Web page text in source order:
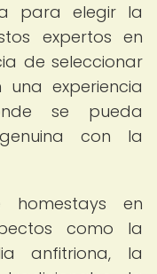
para elegir la
expertos en
de seleccionar
experiencia
se pueda
con la
homestays en
como la
anfitriona, la